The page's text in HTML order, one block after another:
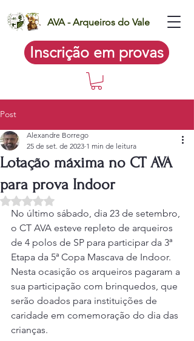
AVA - Arqueiros do Vale
Inscrição em provas
Post
Lotação máxima no CT AVA
para prova Indoor
Alexandre Borrego
25 de set. de 2023 1 min de leitura
Avaliado com NaN de 5 estrelas.
No último sábado, dia 23 de setembro,
o CT AVA esteve repleto de arqueiros
de 4 polos de SP para participar da 3ª
Etapa da 5ª Copa Mascava de Indoor.
Nesta ocasição os arqueiros pagaram a
sua participação com brinquedos, que
serão doados para instituições de
caridade em comemoração do dia das
crianças.